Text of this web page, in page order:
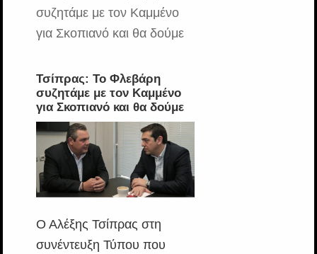
συζητάμε με τον Καμμένο
για Σκοπιανό και θα δούμε
Τσίπρας: Το Φλεβάρη
συζητάμε με τον Καμμένο
για Σκοπιανό και θα δούμε
Ο Αλέξης Τσίπρας στη
συνέντευξη Τύπου που